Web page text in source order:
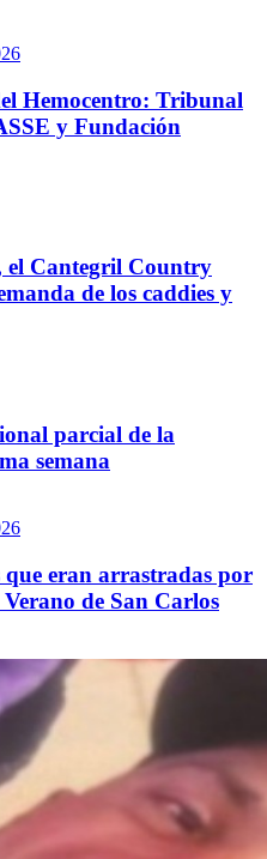
Hemocentro: Tribunal
y Fundación
el Cantegril Country
de los caddies y
parcial de la
semana
que eran arrastradas por
de San Carlos